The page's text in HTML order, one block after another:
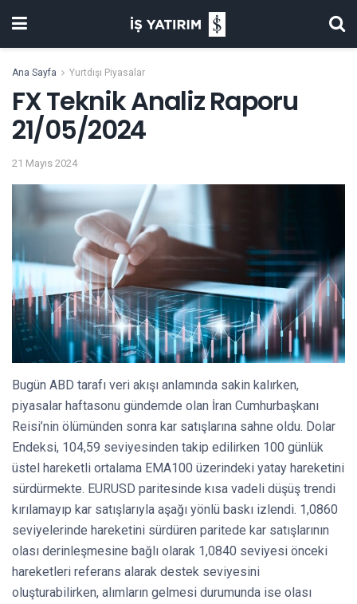
Ana Sayfa Yurtdışı Piyasalar
FX Teknik Analiz Raporu
21/05/2024
21 Mayıs 2024
Bugün ABD tarafı veri akışı anlamında sakin kalırken,
piyasalar haftasonu gündemde olan İran Cumhurbaşkanı
Reisi’nin ölümünden sonra kar satışlarına sahne oldu. Dolar
Endeksi, 104,59 seviyesinden takip edilirken 100 günlük
üstel hareketli ortalama EMA100 üzerindeki yatay hareketini
sürdürmekte. EURUSD paritesinde kısa vadeli düşüş trendi
kırılamayıp kar satışlarıyla aşağı yönlü baskı izlendi. 1,0860
seviyelerinde hareketini sürdüren paritede kar satışlarının
olası derinleşmesine bağlı olarak 1,0840 seviyesi önceki
hareketleri referans alarak destek seviyesini
oluşturabilirken, alımların gelmesi durumunda ise olası